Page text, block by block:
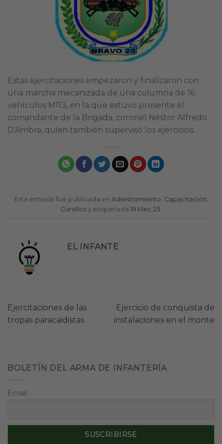
Estas ejercitaciones empezaron y finalizaron con
una marcha mecanizada de una columna de 16
vehículos M113, en la que estuvo presente el
comandante de la Brigada, coronel Néstor Alfredo
D’Ambra, quien también supervisó los ejercicios.
Esta entrada fue publicada en Adiestramiento Capacitación
Cursillos y etiquetada RI Mec 25
EL INFANTE
Ejercitaciones de las
tropas paracaidistas
Ejercicio de conquista de
instalaciones en el monte
BOLETÍN DEL ARMA DE INFANTERÍA
Email